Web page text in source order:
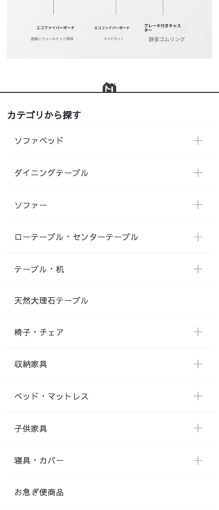
カテゴリから探す
ソファベッド
ダイニングテーブル
ソファー
ローテーブル・センターテーブル
テーブル・机
天然大理石テーブル
椅子・チェア
収納家具
ベッド・マットレス
子供家具
寝具・カバー
お急ぎ便商品